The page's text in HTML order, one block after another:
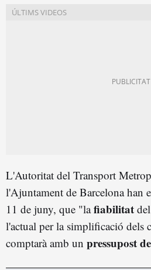
L'Autoritat del Transport
l'Ajuntament de Barcelona han
11 de juny, que "lafiabilitat
l'actual per la simplificació dels
comptarà amb un pressupost